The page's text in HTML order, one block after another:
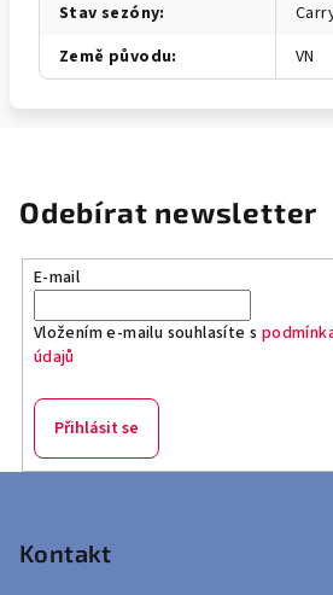
Stav sezóny:
Země původu: VN
Odebírat newsletter
E-mail
Vložením e-mailu souhlasíte s
údajů
Přihlásit se
Kontakt